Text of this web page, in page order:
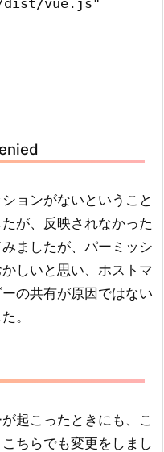
dist/vue.js"
ョンがないということ
が、反映されなかった
ましたが、パーミッシ
しいと思い、ホストマ
の共有が原因ではない
。
起こったときにも、こ
ちらでも変更をしまし